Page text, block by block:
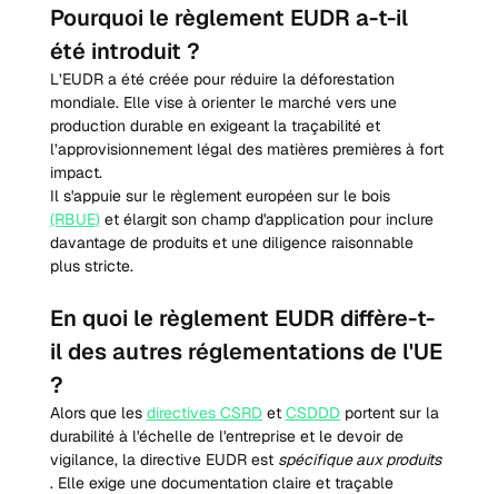
Pourquoi le règlement EUDR a-t-il
été introduit ?
L’EUDR a été créée pour réduire la déforestation
mondiale. Elle vise à orienter le marché vers une
production durable en exigeant la traçabilité et
l’approvisionnement légal des matières premières à fort
impact.
Il s'appuie sur le règlement européen sur le bois
(RBUE) et élargit son champ d'application pour inclure
davantage de produits et une diligence raisonnable
plus stricte.
En quoi le règlement EUDR diffère-t-
il des autres réglementations de l'UE
?
Alors que les directives CSRD et CSDDD portent sur la
durabilité à l'échelle de l'entreprise et le devoir de
vigilance, la directive EUDR est spécifique aux produits
. Elle exige une documentation claire et traçable